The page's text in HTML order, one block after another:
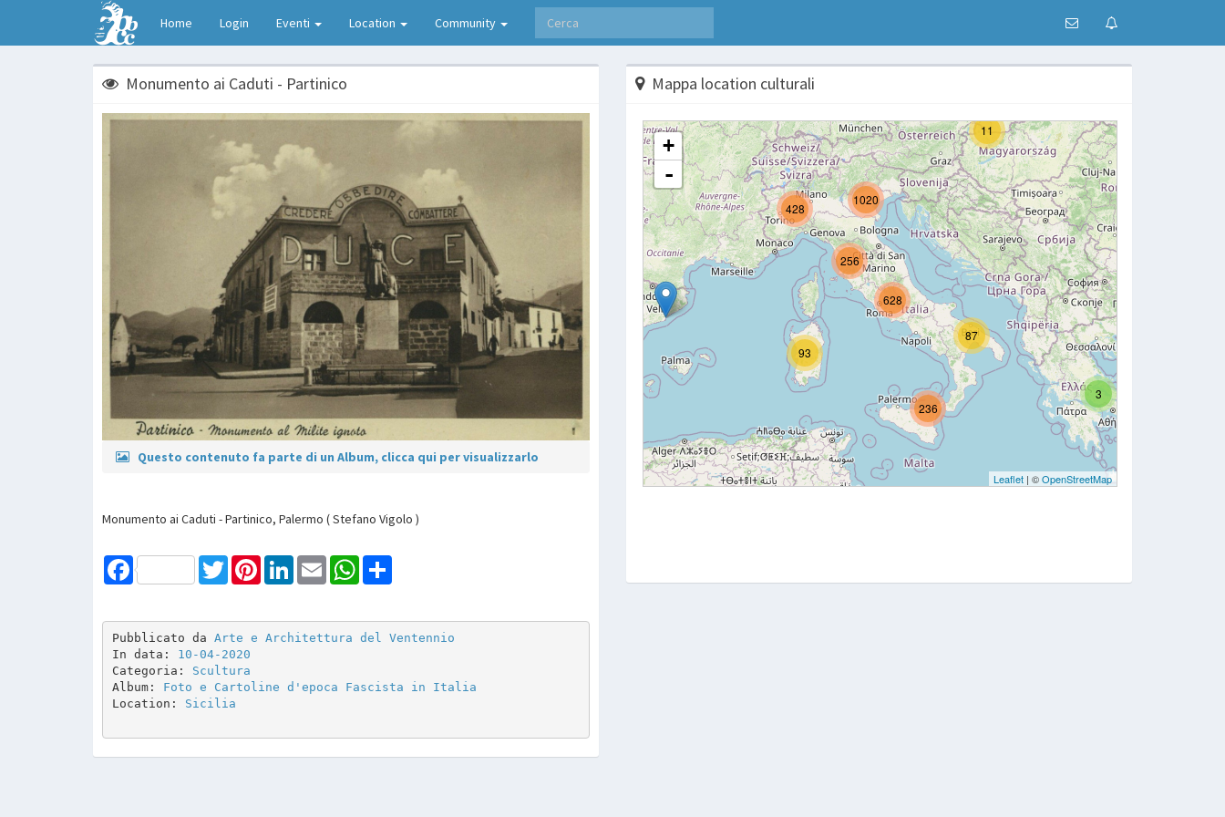
Home Login Eventi Location Community
Monumento ai Caduti - Partinico
Questo contenuto fa parte di un Album, clicca qui per visualizzarlo
Monumento ai Caduti - Partinico, Palermo ( Stefano Vigolo )
Facebook TwitterPinterestLinkedInEmail WhatsApp
Pubblicato da Arte e Architettura del Ventennio
In data: 10-04-2020
Categoria: Scultura
Album: Foto e Cartoline d'epoca Fascista in Italia
Location: Sicilia
Mappa location culturali